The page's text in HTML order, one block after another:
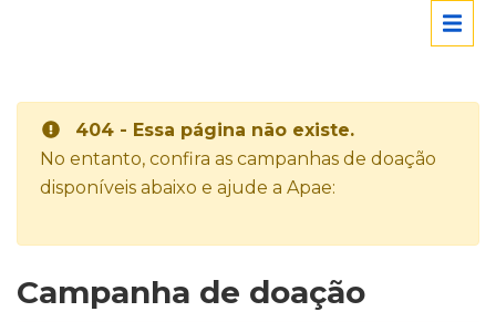
404 - Essa página não existe.
No entanto, confira as campanhas de doação
disponíveis abaixo e ajude a Apae:
Campanha de doação